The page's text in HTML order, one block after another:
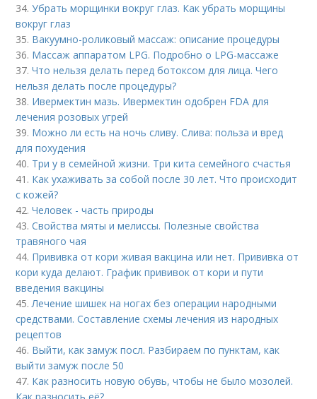
34.Убрать морщинки вокруг глаз. Как убрать морщины
вокруг глаз
35. Вакуумно-роликовый массаж: описание процедуры
36. Массаж аппаратом LPG. Подробно о LPG-массаже
37.Что нельзя делать перед ботоксом для лица. Чего
нельзя делать после процедуры?
38. Ивермектин мазь. Ивермектин одобрен FDA для
лечения розовых угрей
39. Можно ли есть на ночь сливу. Слива: польза и вред
для похудения
40. Три у в семейной жизни. Три кита семейного счастья
41. Как ухаживать за собой после 30 лет. Что происходит
с кожей?
42.Человек - часть природы
43.Свойства мяты и мелиссы. Полезные свойства
травяного чая
44. Прививка от кори живая вакцина или нет. Прививка от
кори куда делают. График прививок от кори и пути
введения вакцины
45.Лечение шишек на ногах без операции народными
средствами. Составление схемы лечения из народных
рецептов
46. Выйти, как замуж посл. Разбираем по пунктам, как
выйти замуж после 50
47. Как разносить новую обувь, чтобы не было мозолей.